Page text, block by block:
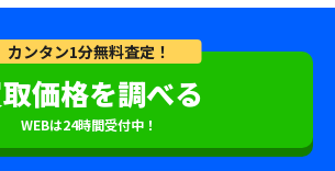
カンタン1分無料査定！
価格を調べる
WEBは24時間受付中！